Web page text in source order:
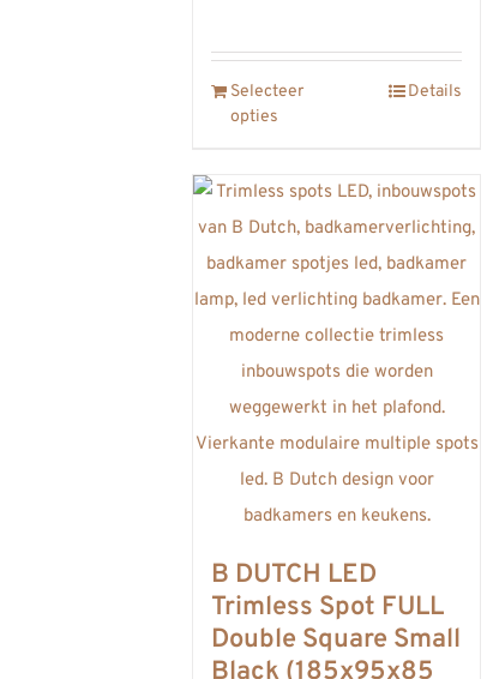
Selecteer
opties
Details
B DUTCH LED
Trimless Spot FULL
Double Square Small
Black (185x95x85